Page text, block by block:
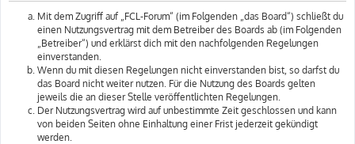
Mit dem Zugriff auf „FCL-Forum“ (im Folgenden „das Board“) schließt du
einen Nutzungsvertrag mit dem Betreiber des Boards ab (im Folgenden
„Betreiber“) und erklärst dich mit den nachfolgenden Regelungen
einverstanden.
Wenn du mit diesen Regelungen nicht einverstanden bist, so darfst du
das Board nicht weiter nutzen. Für die Nutzung des Boards gelten
jeweils die an dieser Stelle veröffentlichten Regelungen.
Der Nutzungsvertrag wird auf unbestimmte Zeit geschlossen und kann
von beiden Seiten ohne Einhaltung einer Frist jederzeit gekündigt
werden.